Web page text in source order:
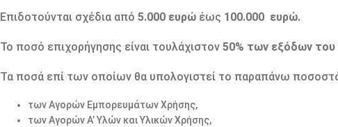
Επιδοτούνται σχέδια από 5.000 ευρώ έως 100.000 ευρώ.
Το ποσό επιχορήγησης είναι τουλάχιστον 50% των εξόδων του
Τα ποσά επί των οποίων θα υπολογιστεί το παραπάνω
των Αγορών Εμπορευμάτων Χρήσης,
των Αγορών Α’ Υλών και Υλικών Χρήσης,